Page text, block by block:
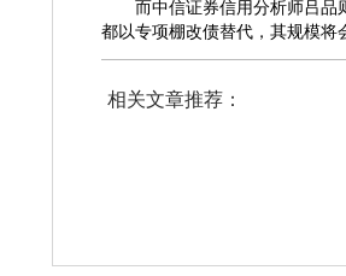
而中信证券信用分析师吕品
都以专项棚改债替代，其规模将
相关文章推荐：